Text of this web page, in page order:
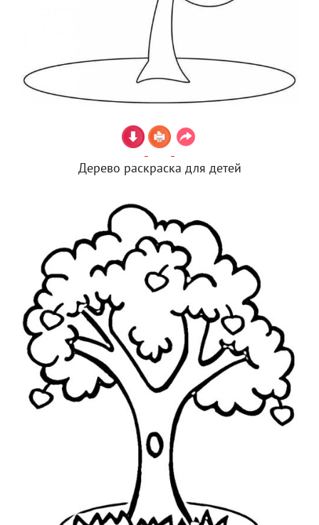
Дерево раскраска для детей